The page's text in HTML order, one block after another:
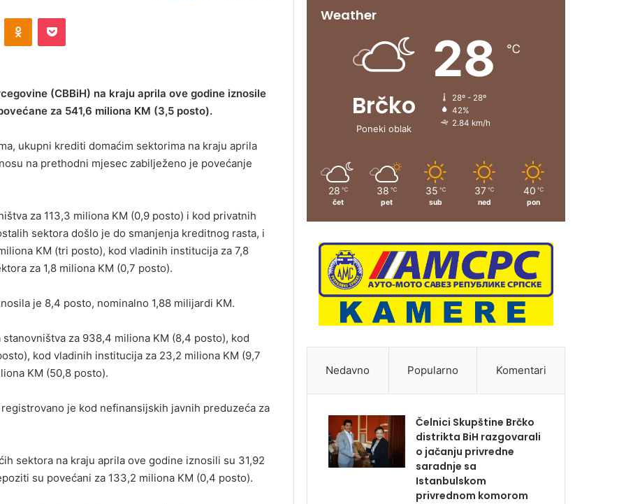
(CBBiH) na kraju aprila ove godine iznosile
za 541,6 miliona KM (3,5 posto).
ukupni krediti domaćim sektorima na kraju aprila
na prethodni mjesec zabilježeno je povećanje
za 113,3 miliona KM (0,9 posto) i kod privatnih
sektora došlo je do smanjenja kreditnog rasta, i
KM (tri posto), kod vladinih institucija za 7,8
za 1,8 miliona KM (0,7 posto).
je 8,4 posto, nominalno 1,88 milijardi KM.
za 938,4 miliona KM (8,4 posto), kod
kod vladinih institucija za 23,2 miliona KM (9,7
KM (50,8 posto).
je kod nefinansijskih javnih preduzeća za
sektora na kraju aprila ove godine iznosili su 31,92
su povećani za 133,2 miliona KM (0,4 posto).
Weather
Brčko
Poneki oblak
28 ℃
28º - 28º
42%
2.84 km/h
28 ℃
čet
38 ℃
pet
35 ℃
sub
37 ℃
ned
40 ℃
pon
Nedavno Popularno Komentari
Čelnici Skupštine Brčko
distrikta BiH razgovarali
o jačanju privredne
saradnje sa
Istanbulskom
privrednom komorom